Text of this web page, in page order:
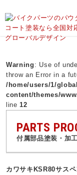
Warning : Use of
throw an Error in a
/home/users/1/
content/themes/
line12
PARTS
付属部品塗装・加
カワサキKSR80サス